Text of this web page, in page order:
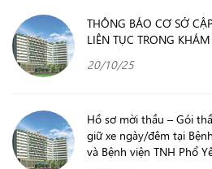
THÔNG BÁO CƠ SỞ
LIÊN TỤC TRONG
20/10/25
Hồ sơ mời thầu – Gói
giữ xe ngày/đêm tại
và Bệnh viện TNH Phổ